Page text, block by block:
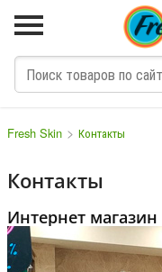
Fresh Skin > Контакты
Контакты
Интернет магазин
M N O P Q